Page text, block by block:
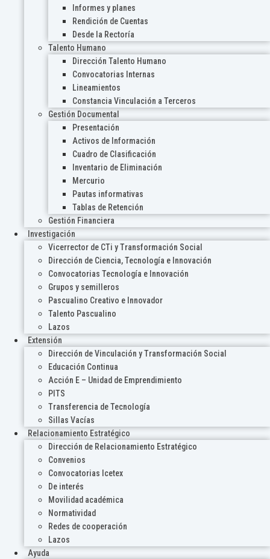
Informes y planes
Rendición de Cuentas
Desde la Rectoría
Talento Humano
Dirección Talento Humano
Convocatorias Internas
Lineamientos
Constancia Vinculación a Terceros
Gestión Documental
Presentación
Activos de Información
Cuadro de Clasificación
Inventario de Eliminación
Mercurio
Pautas informativas
Tablas de Retención
Gestión Financiera
Investigación
Vicerrector de CTi y Transformación Social
Dirección de Ciencia, Tecnología e Innovación
Convocatorias Tecnología e Innovación
Grupos y semilleros
Pascualino Creativo e Innovador
Talento Pascualino
Lazos
Extensión
Dirección de Vinculación y Transformación Social
Educación Continua
Acción E – Unidad de Emprendimiento
PITS
Transferencia de Tecnología
Sillas Vacías
Relacionamiento Estratégico
Dirección de Relacionamiento Estratégico
Convenios
Convocatorias Icetex
De interés
Movilidad académica
Normatividad
Redes de cooperación
Lazos
Ayuda